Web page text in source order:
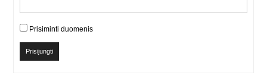
Prisiminti duomenis
Prisijungti